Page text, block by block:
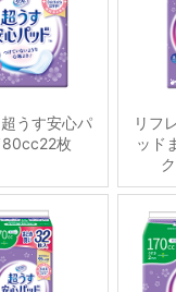
うす安心パ
80cc22枚
リフ
ッド